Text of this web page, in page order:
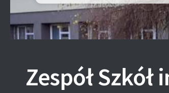
Zespół